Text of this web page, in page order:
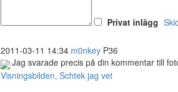
Privat inlägg
2011-03-11 14:34 m0nkey P36
Jag svarade precis på din kommentar till
Visningsbilden, Schtek jag vet